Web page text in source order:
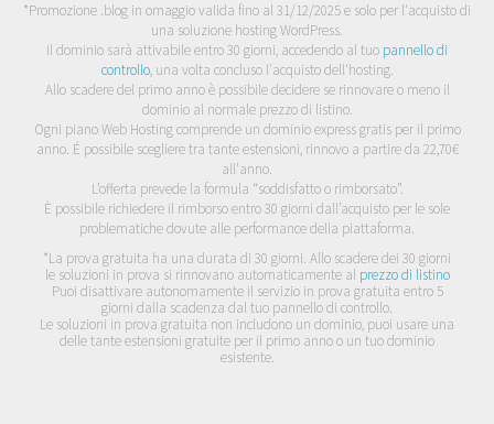
*Promozione .blog in omaggio valida fino al 31/12/2025 e solo per l'acquisto di
una soluzione hosting WordPress.
Il dominio sarà attivabile entro 30 giorni, accedendo al tuo pannello di
controllo, una volta concluso l'acquisto dell'hosting.
Allo scadere del primo anno è possibile decidere se rinnovare o meno il
dominio al normale prezzo di listino.
Ogni piano Web Hosting comprende un dominio express gratis per il primo
anno. É possibile scegliere tra tante estensioni, rinnovo a partire da 22,70€
all'anno.
L’offerta prevede la formula “soddisfatto o rimborsato”.
È possibile richiedere il rimborso entro 30 giorni dall’acquisto per le sole
problematiche dovute alle performance della piattaforma.
*La prova gratuita ha una durata di 30 giorni. Allo scadere dei 30 giorni
le soluzioni in prova si rinnovano automaticamente al prezzo di listino
Puoi disattivare autonomamente il servizio in prova gratuita entro 5
giorni dalla scadenza dal tuo pannello di controllo.
Le soluzioni in prova gratuita non includono un dominio, puoi usare una
delle tante estensioni gratuite per il primo anno o un tuo dominio
esistente.